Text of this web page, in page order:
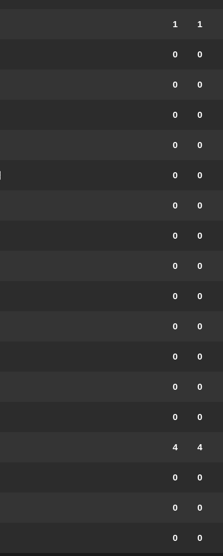
1 1
0 0
0 0
0 0
0 0
0 0
0 0
0 0
0 0
0 0
0 0
0 0
0 0
0 0
4 4
0 0
0 0
0 0